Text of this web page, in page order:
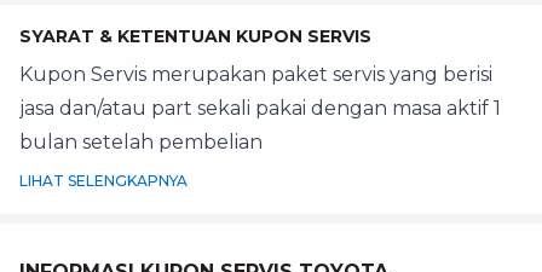
SYARAT & KETENTUAN KUPON SERVIS
Kupon Servis merupakan paket servis yang berisi
jasa dan/atau part sekali pakai dengan masa aktif 1
bulan setelah pembelian
LIHAT SELENGKAPNYA